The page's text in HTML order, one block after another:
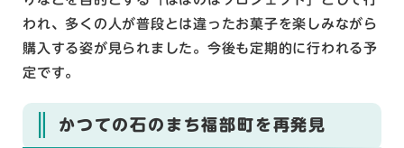
われ、多くの人が普段とは違ったお菓子を楽しみながら
購入する姿が見られました。今後も定期的に行われる予
定です。
かつての石のまち福部町を再発見